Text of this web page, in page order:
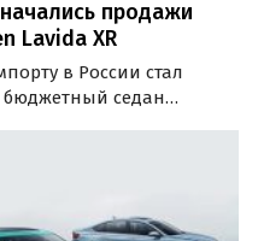
продажи
Lavida XR
в России стал
бюджетный седан